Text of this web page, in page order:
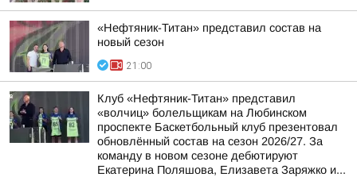
«Нефтяник-Титан» представил состав на
новый сезон
21:00
Клуб «Нефтяник-Титан» представил
«волчиц» болельщикам на Любинском
проспекте Баскетбольный клуб презентовал
обновлённый состав на сезон 2026/27. За
команду в новом сезоне дебютируют
Екатерина Поляшова, Елизавета Заряжко и...